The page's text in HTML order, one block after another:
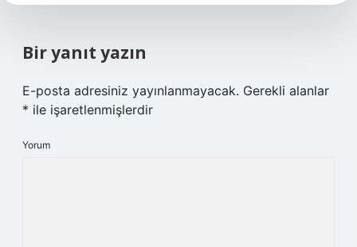
Bir yanıt yazın
E-posta adresiniz yayınlanmayacak. Gerekli alanlar
* ile işaretlenmişlerdir
Yorum